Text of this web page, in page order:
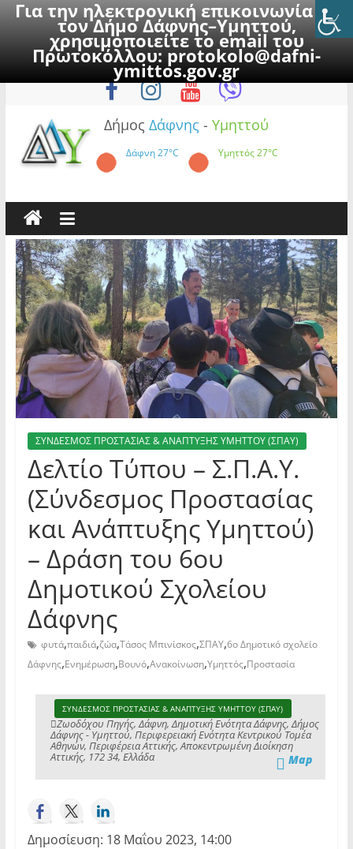
Για την ηλεκτρονική επικοινωνία με
τον Δήμο Δάφνης–Υμηττού,
χρησιμοποιείτε το email του
Πρωτοκόλλου:protokolo@dafni-
ymittos.gov.gr
to
Σάββατο, 8 Αυγούστου 2026
Δήμος Δάφνης - Υμηττού
Δάφνη27°C Υμηττός27°C
ΣΥΝΔΕΣΜΟΣ ΠΡΟΣΤΑΣΙΑΣ & ΑΝΑΠΤΥΞΗΣ ΥΜΗΤΤΟΥ (ΣΠΑΥ)
Δελτίο Τύπου – Σ.Π.Α.Υ.
(Σύνδεσμος Προστασίας
και Ανάπτυξης Υμηττού)
– Δράση του 6ου
Δημοτικού Σχολείου
Δάφνης
φυτά,παιδιά,ζώα,Τάσος Μπινίσκος,ΣΠΑΥ,6ο Δημοτικό σχολείο
Δάφνης,Ενημέρωση,Βουνό,Ανακοίνωση,Υμηττός,Προστασία
ΣΥΝΔΕΣΜΟΣ ΠΡΟΣΤΑΣΙΑΣ & ΑΝΑΠΤΥΞΗΣ ΥΜΗΤΤΟΥ (ΣΠΑΥ)
Ζωοδόχου Πηγής, Δάφνη, Δημοτική Ενότητα Δάφνης, Δήμος
Δάφνης - Υμηττού, Περιφερειακή Ενότητα Κεντρικού Τομέα
Αθηνών, Περιφέρεια Αττικής, Αποκεντρωμένη Διοίκηση
Αττικής, 172 34, Ελλάδα Map
Δημοσίευση: 18 Μαΐου 2023, 14:00